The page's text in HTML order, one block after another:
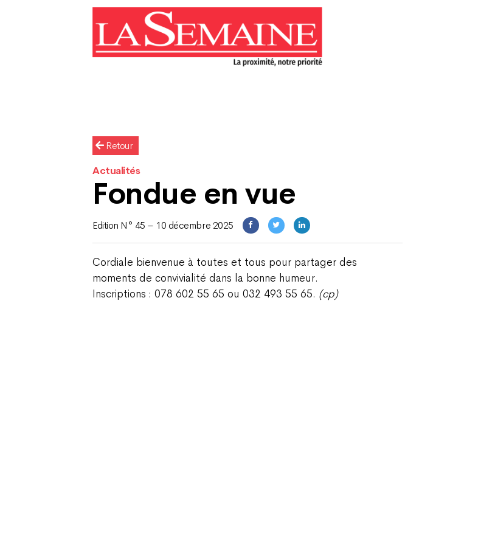
Retour
Actualités
Fondue en vue
Edition N° 45 – 10 décembre 2025
Cordiale bienvenue à toutes et tous pour partager des
moments de convivialité dans la bonne humeur.
Inscriptions : 078 602 55 65 ou 032 493 55 65. (cp)